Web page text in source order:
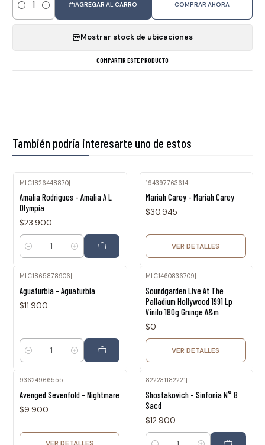
Cantidad
AGREGAR AL CARRO COMPRAR AHORA
Mostrar stock de ubicaciones
COMPARTIR ESTE PRODUCTO
También podría interesarte uno de estos
MLC1826448870|
Amalia Rodrigues - Amalia A L
Olympia
$23.900
Cantidad
194397763614|
Mariah Carey - Mariah Carey
$30.945
VER DETALLES
MLC1865878906
Aguaturbia - Aguaturbia
$11.900
Cantidad
MLC1460836709
Soundgarden Live At The
Palladium Hollywood 1991 Lp
Vinilo 180g Grunge A&m
$0
VER DETALLES
93624966555|
Avenged Sevenfold - Nightmare
$9.900
822231182221|
Shostakovich - Sinfonia N° 8
Sacd
$12.900